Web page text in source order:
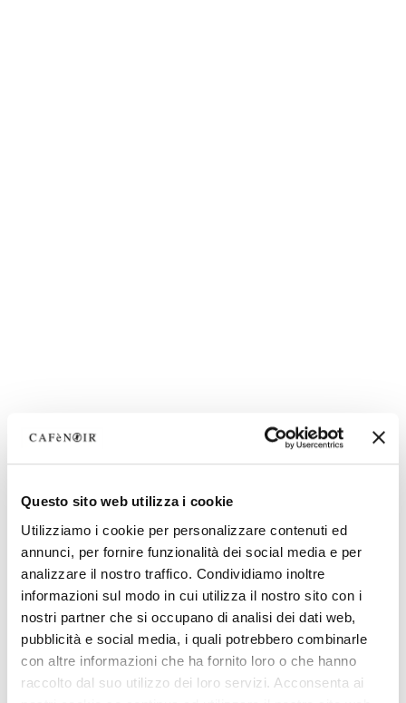
Questo sito web utilizza i cookie
Utilizziamo i cookie per personalizzare contenuti ed
annunci, per fornire funzionalità dei social media e per
analizzare il nostro traffico. Condividiamo inoltre
informazioni sul modo in cui utilizza il nostro sito con i
nostri partner che si occupano di analisi dei dati web,
pubblicità e social media, i quali potrebbero combinarle
con altre informazioni che ha fornito loro o che hanno
raccolto dal suo utilizzo dei loro servizi. Acconsenta ai